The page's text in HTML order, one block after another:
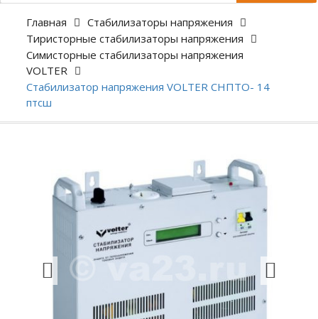
Главная
Стабилизаторы напряжения
Тиристорные стабилизаторы напряжения
Симисторные стабилизаторы напряжения
VOLTER
Стабилизатор напряжения VOLTER СНПТО- 14
птсш